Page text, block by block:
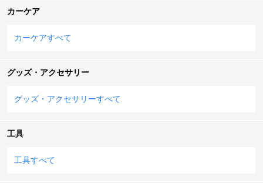
カーケア
カーケアすべて
グッズ・アクセサリー
グッズ・アクセサリーすべて
工具
工具すべて